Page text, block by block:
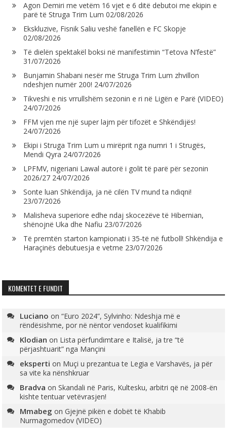
Agon Demiri me vetëm 16 vjet e 6 ditë debutoi me ekipin e
parë të Struga Trim Lum 02/08/2026
Ekskluzive, Fisnik Saliu veshë fanellën e FC Skopje
02/08/2026
Të dielën spektakël boksi në manifestimin “Tetova N’festë”
31/07/2026
Bunjamin Shabani nesër me Struga Trim Lum zhvillon
ndeshjen numër 200! 24/07/2026
Tikveshi e nis vrrullshëm sezonin e ri në Ligën e Parë (VIDEO)
24/07/2026
FFM vjen me një super lajm për tifozët e Shkëndijës!
24/07/2026
Ekipi i Struga Trim Lum u mirëprit nga numri 1 i Strugës,
Mendi Qyra 24/07/2026
LPFMV, nigeriani Lawal autorë i golit të parë për sezonin
2026/27 24/07/2026
Sonte luan Shkëndija, ja në cilën TV mund ta ndiqni!
23/07/2026
Malisheva superiore edhe ndaj skocezëve të Hibernian,
shënojnë Uka dhe Nafiu 23/07/2026
Të premtën starton kampionati i 35-të në futboll! Shkëndija e
Haraçinës debutuesja e vetme 23/07/2026
KOMENTET E FUNDIT
Luciano on“Euro 2024”, Sylvinho: Ndeshja më e
rëndësishme, por në nëntor vendoset kualifikimi
Klodian on Lista përfundimtare e Italisë, ja tre “të
përjashtuarit” nga Mançini
eksperti on Muçi u prezantua te Legia e Varshavës, ja për
sa vite ka nënshkruar
Bradva onSkandali në Paris, Kultesku, arbitri që në 2008-ën
kishte tentuar vetëvrasjen!
Mmabeg onGjejnë pikën e dobët të Khabib
Nurmagomedov (VIDEO)